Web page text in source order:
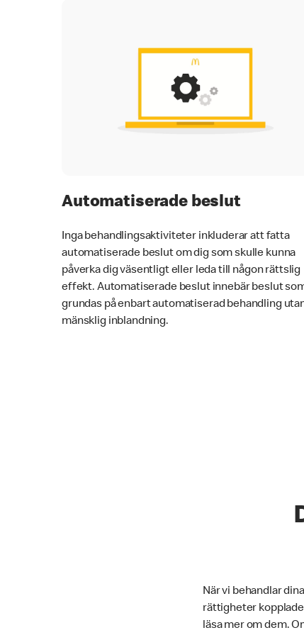
Automatiserade beslut
Inga behandlingsaktiviteter inkluderar att fatta
automatiserade beslut om dig som skulle kunna
påverka dig väsentligt eller leda till någon rättslig
effekt. Automatiserade beslut innebär beslut
grundas på enbart automatiserad behandling
mänsklig inblandning.
När vi behandlar
rättigheter
läsa mer om dem.